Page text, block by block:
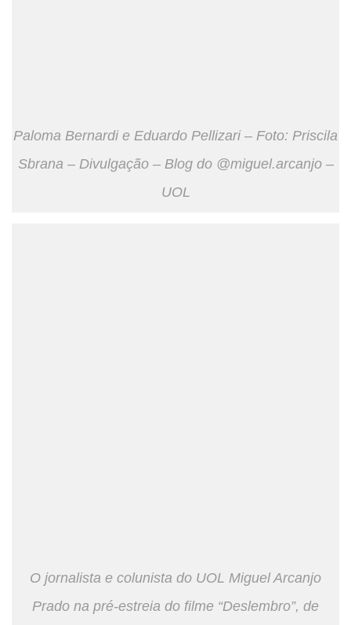
Paloma Bernardi e Eduardo Pellizari – Foto: Priscila
Sbrana – Divulgação – Blog do @miguel.arcanjo –
UOL
O jornalista e colunista do UOL Miguel Arcanjo
Prado na pré-estreia do filme “Deslembro”, de